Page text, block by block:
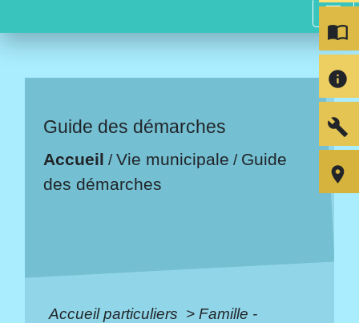
menu
Guide des démarches
Accueil /Vie municipale / Guide
des démarches
Accueil particuliers > Famille -
import_contacts
info
build
room